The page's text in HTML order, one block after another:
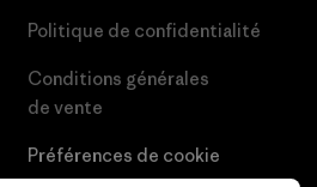
Politique de confidentialité
Conditions générales
de vente
Préférences de cookie